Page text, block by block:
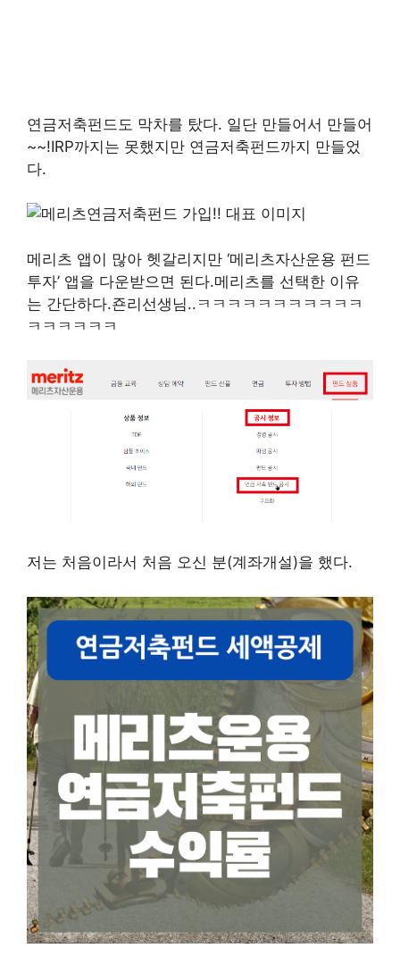
연금저축펀드도 막차를 탔다. 일단 만들어서 만들어
~~!IRP까지는 못했지만 연금저축펀드까지 만들었
다.
메리츠 앱이 많아 헷갈리지만 ‘메리츠자산운용 펀드
투자’ 앱을 다운받으면 된다.메리츠를 선택한 이유
는 간단하다.죤리선생님..ㅋㅋㅋㅋㅋㅋㅋㅋㅋㅋㅋ
ㅋㅋㅋㅋㅋㅋ
저는 처음이라서 처음 오신 분(계좌개설)을 했다.